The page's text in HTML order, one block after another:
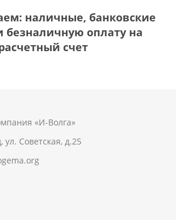
наличные, банковские
безналичную оплату на
счет
«И-Волга»
ул. Советская, д.25